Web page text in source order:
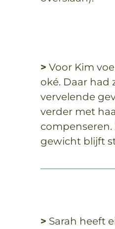
> Voor Kim
oké. Daar had
vervelende
verder met
compenseren.
gewicht blijft
> Sarah heeft